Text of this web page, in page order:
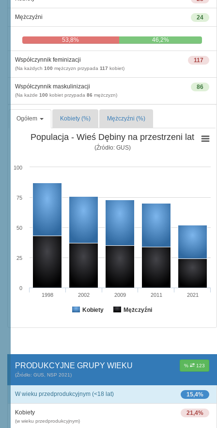
24
Mężczyźni
53,8% 46,2%
117
Współczynnik feminizacji
(Na każdych 100 mężczyzn przypada 117 kobiet)
86
Współczynnik maskulinizacji
(Na każde 100 kobiet przypada 86 mężczyzn)
Ogółem Kobiety (%) Mężczyźni (%)
Populacja - Wieś Dębiny na przestrzeni lat
(Źródło: GUS)
Kobiety Mężczyźni
1998 2002 2009 2011 2021
0
25
50
75
100
% 123
PRODUKCYJNE GRUPY WIEKU
(Źródło: GUS, NSP 2021)
15,4%
W wieku przedprodukcyjnym (<18 lat)
21,4%
Kobiety
(w wieku przedprodukcyjnym)